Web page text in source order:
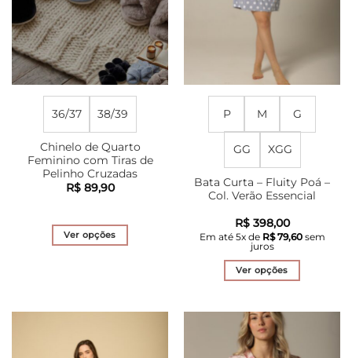
na
página
do
produto
na
do
produto
36/37 38/39
Chinelo de Quarto
Feminino com Tiras de
Pelinho Cruzadas
R$89,90
Ver opções
opções
P M G
GG XGG
Bata Curta – Fluity Poá –
Col. Verão Essencial
R$398,00
Em até 5x de R$79,60sem
juros
Ver opções
tem
várias
variantes.